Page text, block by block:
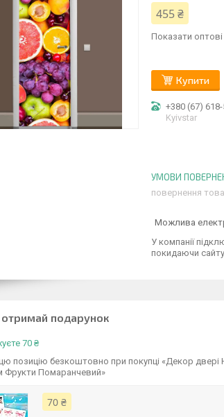
455 ₴
Показати оптові
Купити
+380 (67)
Kyivstar
повернення
У компанії
покидаючи сайту.
подарунок
70 ₴
позицію безкоштовно при покупці «Декор двері
Фрукти Помаранчевий»
70 ₴